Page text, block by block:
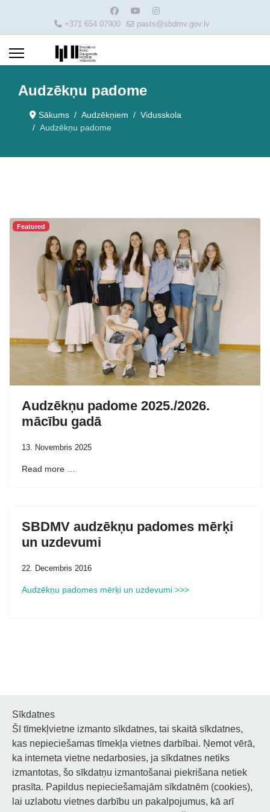
+371 654 07900 pasts@sbdmv.gov.lv
Audzēkņu padome
Sākums Audzēkņiem
Vidusskola
Audzēkņu padome
Featured
Audzēkņu padome 2025./2026.
mācību gadā
13. Novembris 2025
Read more …
SBDMV audzēkņu padomes mērķi
un uzdevumi
22. Decembris 2016
Audzēkņu padomes mērķi un uzdevumi >>>
Noderīgi
Privātuma politika
Sīkdatņu privātuma politika
Sīkdatnes
Šī tīmekļvietne izmanto sīkdatnes, tai skaitā sīkdatnes,
kas nepieciešamas tīmekļa vietnes darbībai. Ņemot vērā,
ka interneta vietne nedarbosies, ja sīkdatnes netiks
izmantotas, šo sīkdatņu izmantošanai piekrišana netiek
prasīta. Papildus nepieciešamajām sīkdatnēm (cookies),
lai uzlabotu vietnes darbību un pakalpojumus, kā arī